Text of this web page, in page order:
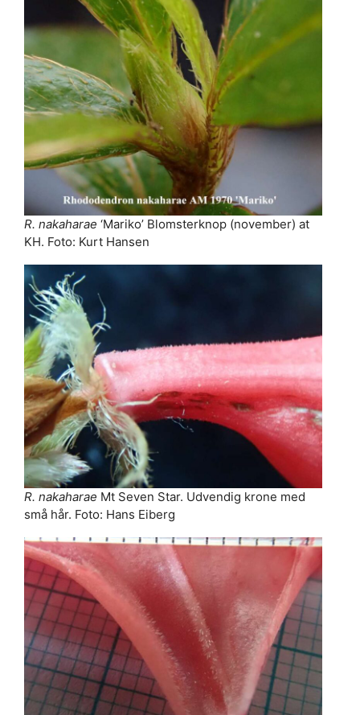
R. nakaharae ‘Mariko’ Blomsterknop (november) at
KH. Foto: Kurt Hansen
R. nakaharae Mt Seven Star. Udvendig krone med
små hår. Foto: Hans Eiberg